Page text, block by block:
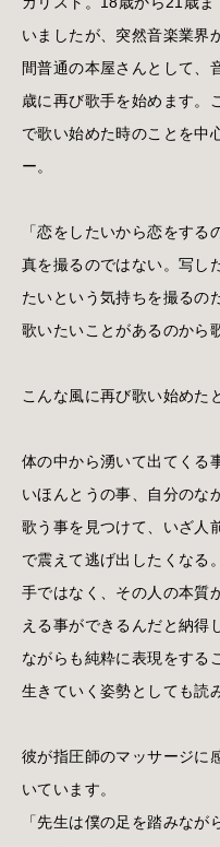
いましたが、突然音楽業界
間普通の本屋さんとして、
歳に再び歌手を始めます。
で歌い始めた時のことを中
ー。
「恋をしたいから恋をす
真を撮るのではない。写し
たいという気持ちを撮るの
歌いたいことがあるのから
こんな風に再び歌い始めた
体の中から湧いて出てくる
いほんとうの事、自分のな
歌う事を見つけて、いざ人
で震えて逃げ出したくなる
手ではなく、その人の本質
える事ができるんだと納得
ながらも純粋に表現をする
生きていく姿勢としても読
彼が指圧師のマッサージに
いています。
「先生は僕の足を踏みな